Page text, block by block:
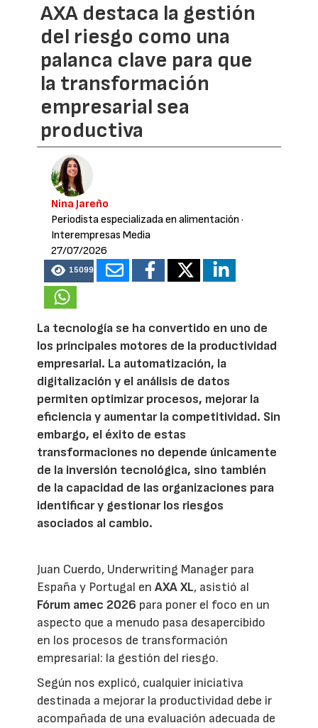
AXA destaca la gestión
del riesgo como una
palanca clave para que
la transformación
empresarial sea
productiva
Nina Jareño
Periodista especializada en alimentación ·
Interempresas Media
27/07/2026
15099
La tecnología se ha convertido en uno de
los principales motores de la productividad
empresarial. La automatización, la
digitalización y el análisis de datos
permiten optimizar procesos, mejorar la
eficiencia y aumentar la competitividad. Sin
embargo, el éxito de estas
transformaciones no depende únicamente
de la inversión tecnológica, sino también
de la capacidad de las organizaciones para
identificar y gestionar los riesgos
asociados al cambio.
Juan Cuerdo, Underwriting Manager para
España y Portugal enAXA XL, asistió al
Fórum amec 2026 para poner el foco en un
aspecto que a menudo pasa desapercibido
en los procesos de transformación
empresarial: la gestión del riesgo.
Según nos explicó, cualquier iniciativa
destinada a mejorar la productividad debe ir
acompañada de una evaluación adecuada de